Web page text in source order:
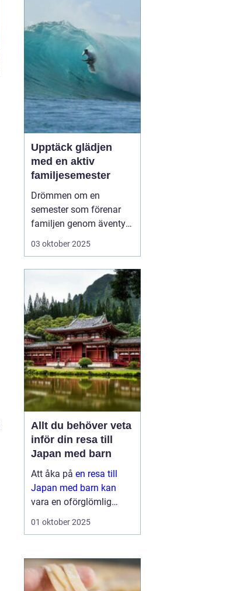
mysiga hotell och
närheten till natur, kultur
Upptäck glädjen
med en aktiv
familjesemester
Drömmen om en
semester som förenar
familjen genom äventyr
och nya upplevelser är
familjesemester har
blivit ett populärt
alternativ för familjer
som vill tillbringa kvalit...
03 oktober 2025
Allt du behöver veta
inför din resa till
Japan med barn
Att åka på en resa till
Japan med barn kan
vara en oförglömlig
upplevelse för hela
modern teknik o...
01 oktober 2025